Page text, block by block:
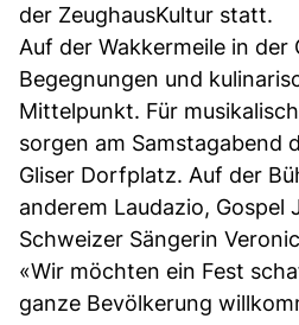
der ZeughausKultur statt.
Auf der Wakkermeile in der
Begegnungen und
Mittelpunkt. Für
sorgen am Samstagabend
Gliser Dorfplatz. Auf der
anderem Laudazio, Gospel
Schweizer Sängerin
«Wir möchten ein Fest
ganze Bevölkerung